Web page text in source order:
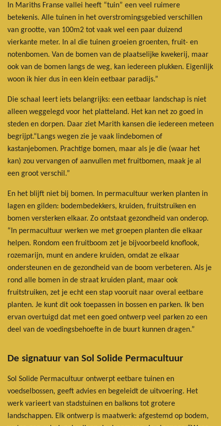
In Mariths Franse vallei heeft “tuin” een veel ruimere
betekenis. Alle tuinen in het overstromingsgebied verschillen
van grootte, van 100m2 tot vaak wel een paar duizend
vierkante meter. In al die tuinen groeien groenten, fruit- en
notenbomen. Van de bomen van de plaatselijke kwekerij, maar
ook van de bomen langs de weg, kan iedereen plukken. Eigenlijk
woon ik hier dus in een klein eetbaar paradijs.”
Die schaal leert iets belangrijks: een eetbaar landschap is niet
alleen weggelegd voor het platteland. Het kan net zo goed in
steden en dorpen. Daar ziet Marith kansen die iedereen meteen
begrijpt.“Langs wegen zie je vaak lindebomen of
kastanjebomen. Prachtige bomen, maar als je die (waar het
kan) zou vervangen of aanvullen met fruitbomen, maak je al
een groot verschil.”
En het blijft niet bij bomen. In permacultuur werken planten in
lagen en gilden: bodembedekkers, kruiden, fruitstruiken en
bomen versterken elkaar. Zo ontstaat gezondheid van onderop.
“In permacultuur werken we met groepen planten die elkaar
helpen. Rondom een fruitboom zet je bijvoorbeeld knoflook,
rozemarijn, munt en andere kruiden, omdat ze elkaar
ondersteunen en de gezondheid van de boom verbeteren. Als je
rond alle bomen in de straat kruiden plant, maar ook
fruitstruiken, zet je echt een stap vooruit naar overal eetbare
planten. Je kunt dit ook toepassen in bossen en parken. Ik ben
ervan overtuigd dat met een goed ontwerp veel parken zo een
deel van de voedingsbehoefte in de buurt kunnen dragen.”
De signatuur van Sol Solide Permacultuur
Sol Solide Permacultuur ontwerpt eetbare tuinen en
voedselbossen, geeft advies en begeleidt de uitvoering. Het
werk varieert van stadstuinen en balkons tot grotere
landschappen. Elk ontwerp is maatwerk: afgestemd op bodem,